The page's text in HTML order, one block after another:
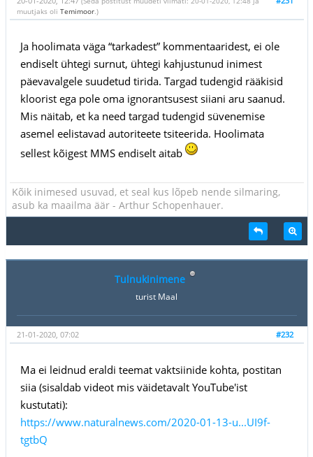
muutjaks oli Temimoor.)
Ja hoolimata väga “tarkadest” kommentaaridest, ei ole
endiselt ühtegi surnut, ühtegi kahjustunud inimest
päevavalgele suudetud tirida. Targad tudengid rääkisid
kloorist ega pole oma ignorantsusest siiani aru saanud.
Mis näitab, et ka need targad tudengid süvenemise
asemel eelistavad autoriteete tsiteerida. Hoolimata
sellest kõigest MMS endiselt aitab
Kõik inimesed usuvad, et seal kus lõpeb nende silmaring,
asub ka maailma äär - Arthur Schopenhauer.
Tulnukinimene
turist Maal
#232
21-01-2020, 07:02
Ma ei leidnud eraldi teemat vaktsiinide kohta, postitan
siia (sisaldab videot mis väidetavalt YouTube'ist
kustutati):
https://www.naturalnews.com/2020-01-13-u...UI9f-
tgtbQ